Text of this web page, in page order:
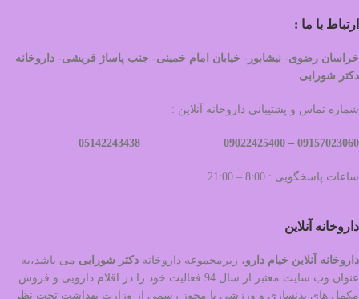
ارتباط با ما :
خراسان رضوی- نیشابور- خیابان امام خمینی- جنب پاساژ قریشی- داروخانه
دکتر شورابی
شماره تماس و پشتیبانی داروخانه آنلاین :
09157023060 –
ساعات پاسخگویی : 8:00 – 21:00
داروخانه آنلاین
داروخانه آنلاین خیام دارو، زیرمجموعه داروخانه دکتر شورابی می باشد،به
عنوان وب سایت معتبر از سال 94 فعالیت خود را در اقلام دارویی و فروش
مکمل های بدنسازی و ورزشی با مجوز رسمی از وزارت بهداشت تحت نظر